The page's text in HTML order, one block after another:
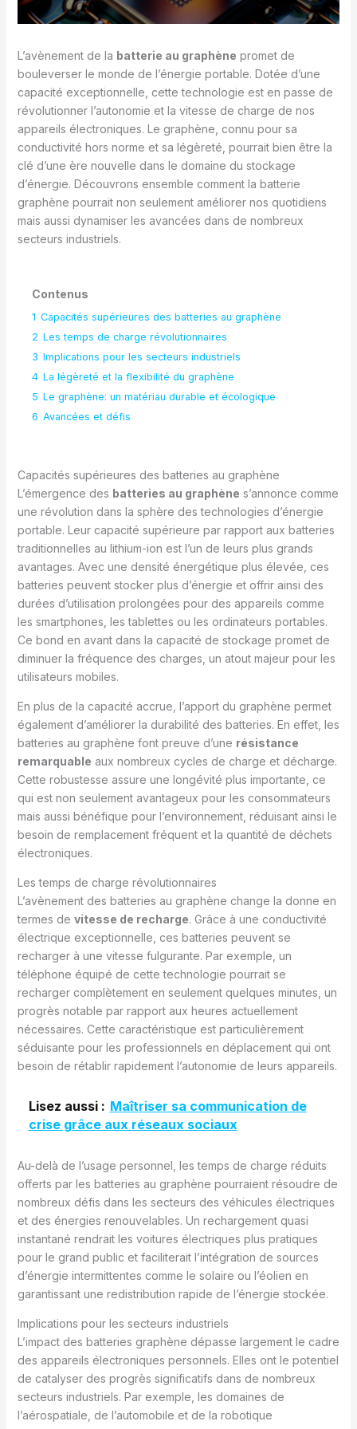
L’avènement de la batterie au graphène promet de
bouleverser le monde de l’énergie portable. Dotée d’une
capacité exceptionnelle, cette technologie est en passe de
révolutionner l’autonomie et la vitesse de charge de nos
appareils électroniques. Le graphène, connu pour sa
conductivité hors norme et sa légèreté, pourrait bien être la
clé d’une ère nouvelle dans le domaine du stockage
d’énergie. Découvrons ensemble comment la batterie
graphène pourrait non seulement améliorer nos quotidiens
mais aussi dynamiser les avancées dans de nombreux
secteurs industriels.
Contenus
1 Capacités supérieures des batteries au graphène
2 Les temps de charge révolutionnaires
3 Implications pour les secteurs industriels
4 La légèreté et la flexibilité du graphène
5 Le graphène: un matériau durable et écologique
6 Avancées et défis
Capacités supérieures des batteries au graphène
L’émergence des batteries au graphène s’annonce comme
une révolution dans la sphère des technologies d’énergie
portable. Leur capacité supérieure par rapport aux batteries
traditionnelles au lithium-ion est l’un de leurs plus grands
avantages. Avec une densité énergétique plus élevée, ces
batteries peuvent stocker plus d’énergie et offrir ainsi des
durées d’utilisation prolongées pour des appareils comme
les smartphones, les tablettes ou les ordinateurs portables.
Ce bond en avant dans la capacité de stockage promet de
diminuer la fréquence des charges, un atout majeur pour les
utilisateurs mobiles.
En plus de la capacité accrue, l’apport du graphène permet
également d’améliorer la durabilité des batteries. En effet, les
batteries au graphène font preuve d’une résistance
remarquable aux nombreux cycles de charge et décharge.
Cette robustesse assure une longévité plus importante, ce
qui est non seulement avantageux pour les consommateurs
mais aussi bénéfique pour l’environnement, réduisant ainsi le
besoin de remplacement fréquent et la quantité de déchets
électroniques.
Les temps de charge révolutionnaires
L’avènement des batteries au graphène change la donne en
termes de vitesse de recharge. Grâce à une conductivité
électrique exceptionnelle, ces batteries peuvent se
recharger à une vitesse fulgurante. Par exemple, un
téléphone équipé de cette technologie pourrait se
recharger complètement en seulement quelques minutes, un
progrès notable par rapport aux heures actuellement
nécessaires. Cette caractéristique est particulièrement
séduisante pour les professionnels en déplacement qui ont
besoin de rétablir rapidement l’autonomie de leurs appareils.
Lisez aussi : Maîtriser sa communication de
crise grâce aux réseaux sociaux
Au-delà de l’usage personnel, les temps de charge réduits
offerts par les batteries au graphène pourraient résoudre de
nombreux défis dans les secteurs des véhicules électriques
et des énergies renouvelables. Un rechargement quasi
instantané rendrait les voitures électriques plus pratiques
pour le grand public et faciliterait l’intégration de sources
d’énergie intermittentes comme le solaire ou l’éolien en
garantissant une redistribution rapide de l’énergie stockée.
Implications pour les secteurs industriels
L’impact des batteries graphène dépasse largement le cadre
des appareils électroniques personnels. Elles ont le potentiel
de catalyser des progrès significatifs dans de nombreux
secteurs industriels. Par exemple, les domaines de
l’aérospatiale, de l’automobile et de la robotique